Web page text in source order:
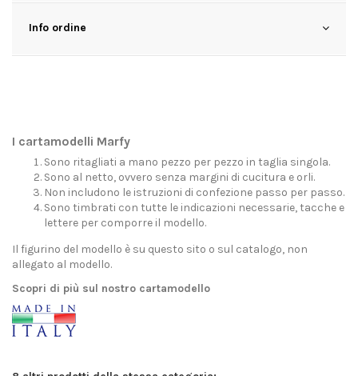
Info ordine
I cartamodelli Marfy
Sono ritagliati a mano pezzo per pezzo in taglia singola.
Sono al netto, ovvero senza margini di cucitura e orli.
Non includono le istruzioni di confezione passo per passo.
Sono timbrati con tutte le indicazioni necessarie, tacche e
lettere per comporre il modello.
Il figurino del modello è su questo sito o sul catalogo, non
allegato al modello.
Scopri di più sul nostro cartamodello